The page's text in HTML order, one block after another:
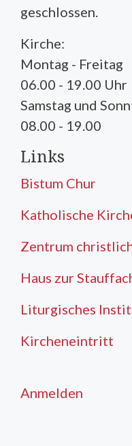
geschlossen.
Kirche:
Montag - Freitag
06.00 - 19.00 Uhr
Samstag und
08.00 - 19.00
Links
Bistum Chur
Katholische
Zentrum
Haus zur
Liturgisches
Kircheneintritt
Anmelden